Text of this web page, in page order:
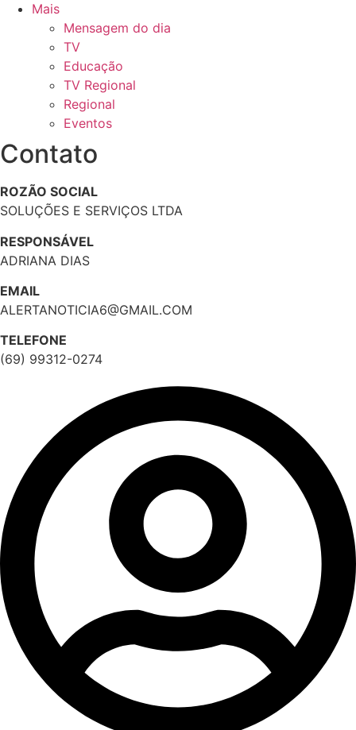
Mais
Mensagem do dia
TV
Educação
TV Regional
Regional
Eventos
Contato
ROZÃO SOCIAL
SOLUÇÕES E SERVIÇOS LTDA
RESPONSÁVEL
ADRIANA DIAS
EMAIL
ALERTANOTICIA6@GMAIL.COM
TELEFONE
(69) 99312-0274